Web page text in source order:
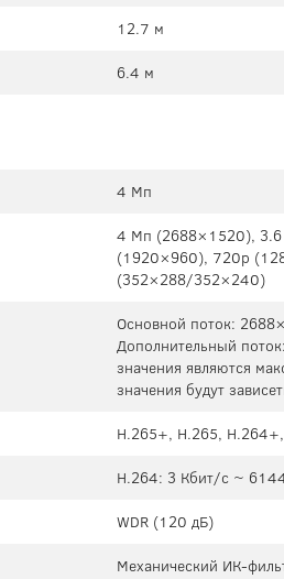
12.7 м
6.4 м
4 Мп
4 Мп (2688×1520),
(1920×960), 720p
(352×288/352×240)
Основной поток:
Дополнительный
значения являются
значения будут
H.265+, H.265,
H.264: 3 Кбит/с ~
WDR (120 дБ)
Механический ИК-